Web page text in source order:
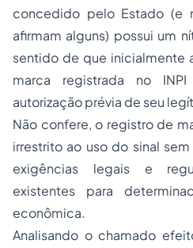
concedido pelo Estado (e
afirmam alguns) possui um
sentido de que inicialmente
marca registrada no
autorização prévia de seu
Não confere, o registro de
irrestrito ao uso do sinal
exigências legais e
existentes para
econômica.
Analisando o chamado